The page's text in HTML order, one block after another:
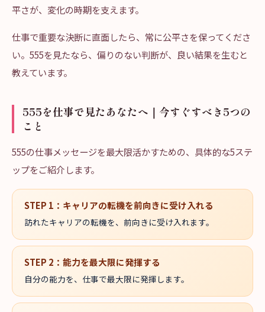
平さが、変化の時期を支えます。
仕事で重要な決断に直面したら、常に公平さを保ってくださ
い。555を見たなら、偏りのない判断が、良い結果を生むと
教えています。
555を仕事で見たあなたへ｜今すぐすべき5つの
こと
555の仕事メッセージを最大限活かすための、具体的な5ステ
ップをご紹介します。
STEP 1 ： キャリアの転機を前向きに受け入れる
訪れたキャリアの転機を、前向きに受け入れます。
STEP 2 ： 能力を最大限に発揮する
自分の能力を、仕事で最大限に発揮します。